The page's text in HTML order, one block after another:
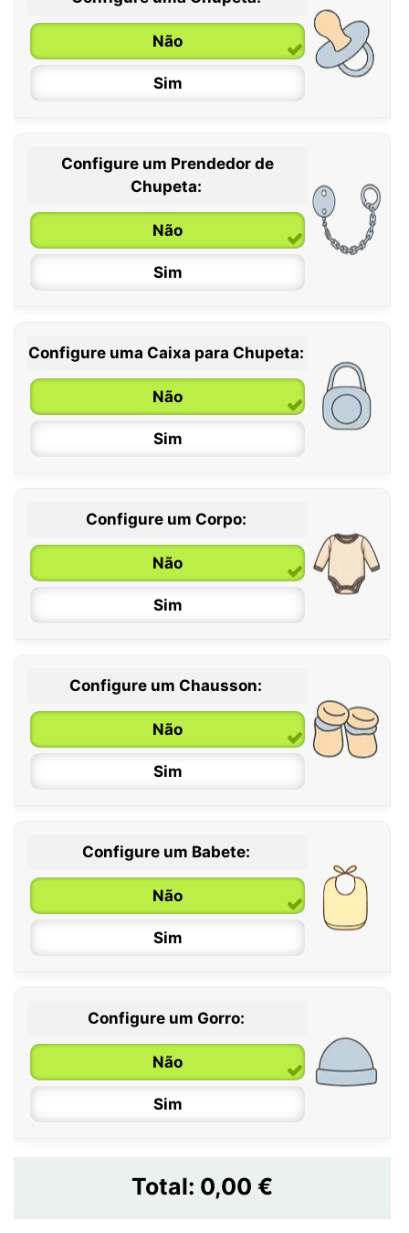
Não
Sim
0 / 6 meses
6 / 36 meses
Configure um Prendedor de
Chupeta:
Não
Sim
Configure uma Caixa para Chupeta:
Não
Sim
Configure um Corpo:
Não
Sim
0 / 6 meses
6 / 12 meses
12 / 18 meses
Configure um Chausson:
Não
Sim
Configure um Babete:
Não
Sim
Configure um Gorro:
Não
Sim
Total: 0,00 €